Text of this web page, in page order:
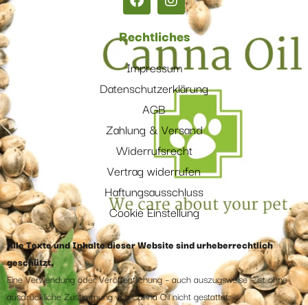
Rechtliches
Impressum
Datenschutzerklärung
AGB
Zahlung & Versand
Widerrufsrecht
Vertrag widerrufen
Haftungsausschluss
Cookie Einstellung
Alle Texte und Inhalte dieser Website sind urheberrechtlich
geschützt.
Eine Verwendung oder Veröffentlichung – auch auszugsweise – ist ohne
ausdrückliche Zustimmung von Canna Oil nicht gestattet.